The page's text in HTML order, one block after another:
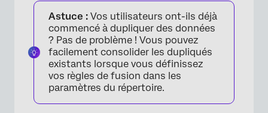
Astuce : Vos utilisateurs ont-ils déjà
commencé à dupliquer des données
? Pas de problème ! Vous pouvez
facilement consolider les dupliqués
existants lorsque vous définissez
vos règles de fusion dans les
paramètres du répertoire.